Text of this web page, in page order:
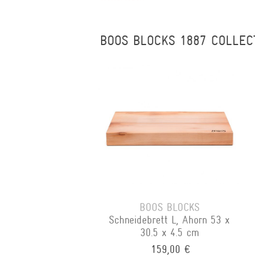
BOOS BLOCKS 1887
BOOS BLOCKS
Schneidebrett L, Ahorn 53 x
30.5 x 4.5 cm
159,00 €